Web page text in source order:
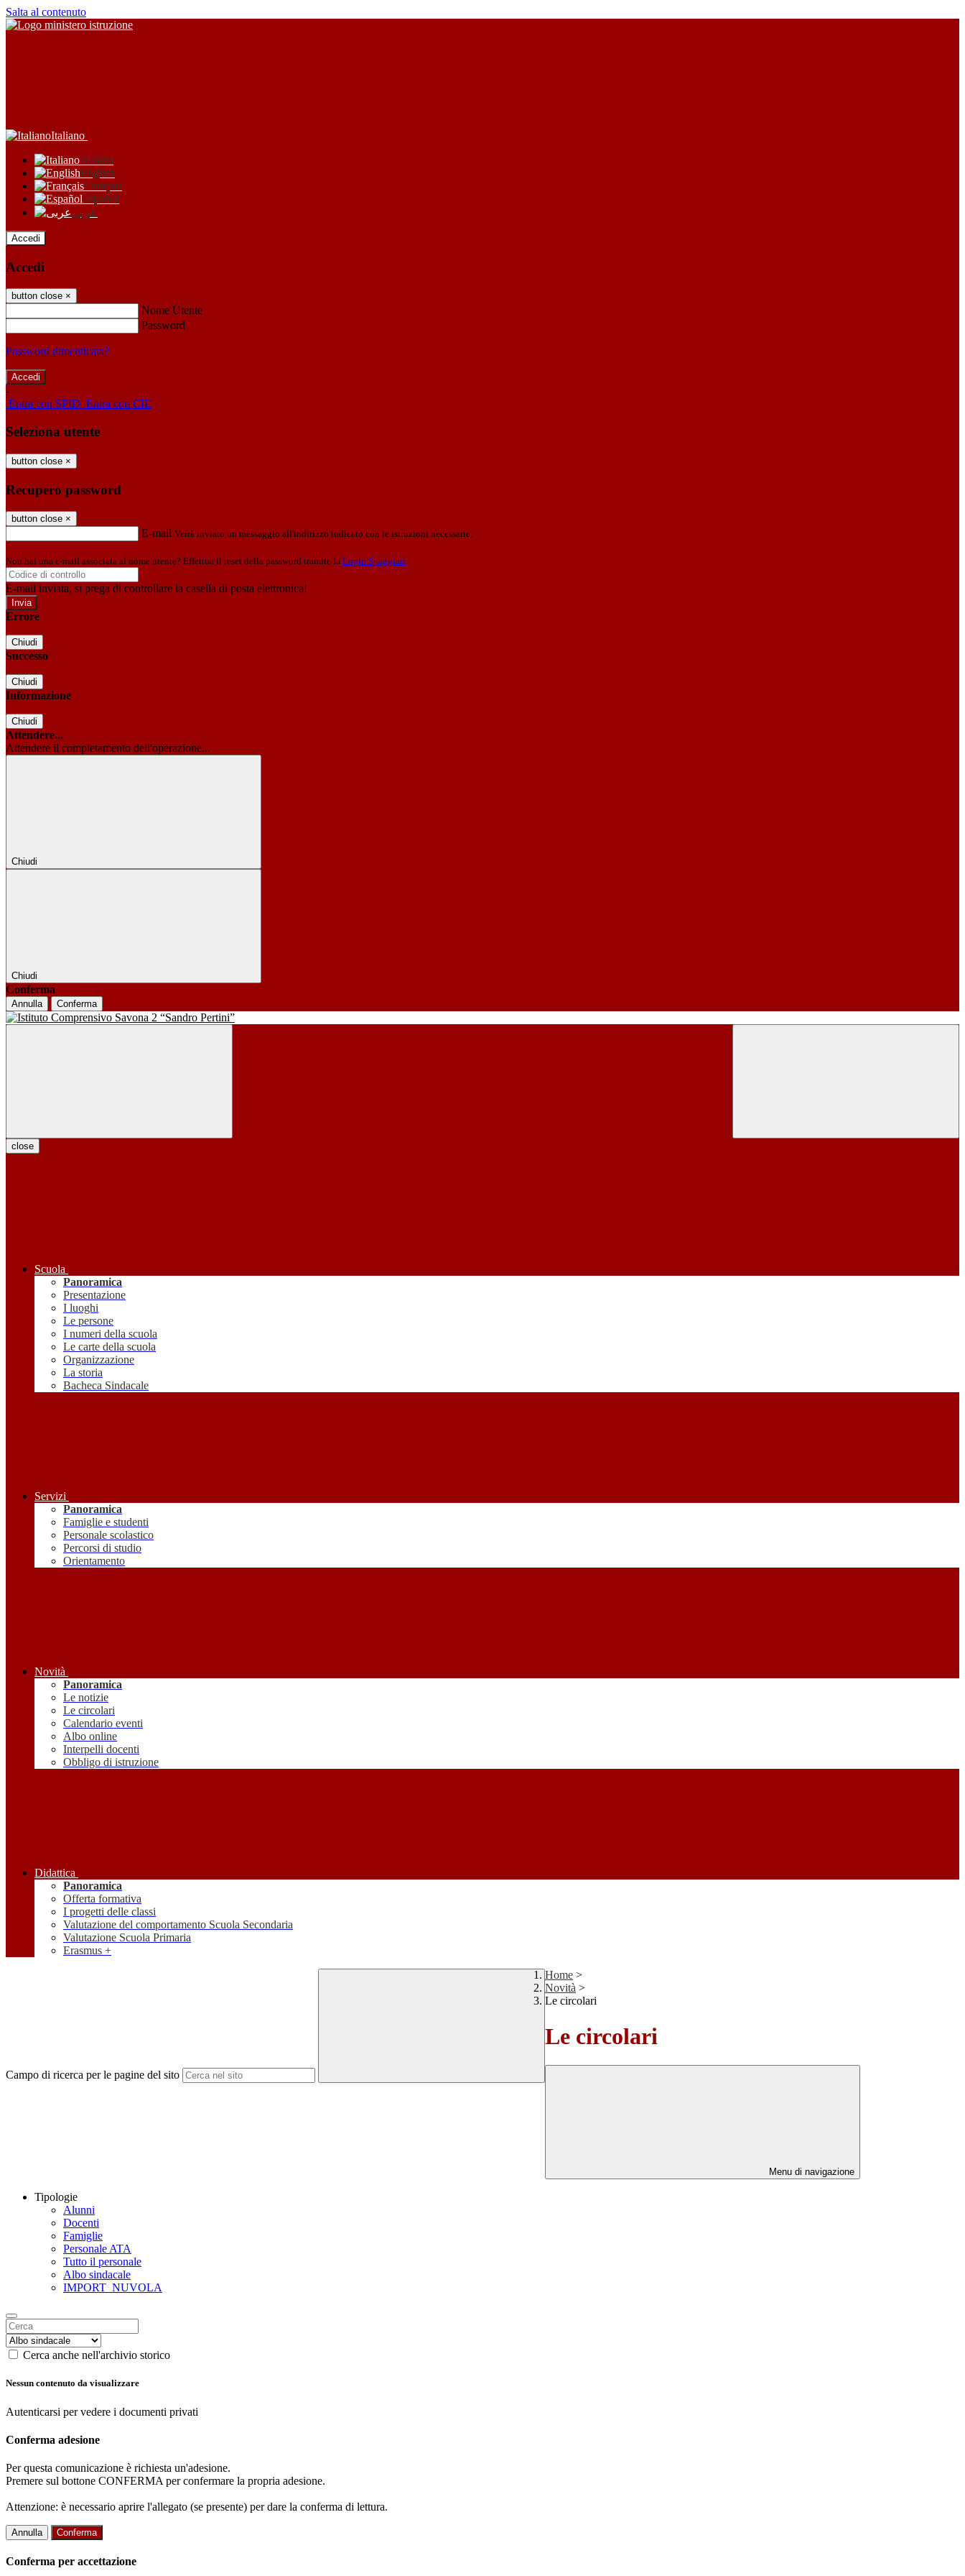
Salta al contenuto
Italiano
Italiano
English
Français
Español
عربى
Accedi
Accedi
button close ×
Nome Utente
Password
Password dimenticata?
-
Entra con SPID Entra con CIE
Seleziona utente
button close ×
Recupero password
button close ×
E-mail Verrà inviato un messaggio all'indirizzo indicato con le istruzioni necessarie.
Non hai una e-mail associata al nome utente? Effettua il reset della password tramite la Login Spaggiari
E-mail inviata, si prega di controllare la casella di posta elettronica!
Errore
Chiudi
Successo
Chiudi
Informazione
Chiudi
Attendere...
Attendere il completamento dell'operazione...
Chiudi
Chiudi
Conferma
Annulla Conferma
close
Scuola
Panoramica
Presentazione
I luoghi
Le persone
I numeri della scuola
Le carte della scuola
Organizzazione
La storia
Bacheca Sindacale
Servizi
Panoramica
Famiglie e studenti
Personale scolastico
Percorsi di studio
Orientamento
Novità
Panoramica
Le notizie
Le circolari
Calendario eventi
Albo online
Interpelli docenti
Obbligo di istruzione
Didattica
Panoramica
Offerta formativa
I progetti delle classi
Valutazione del comportamento Scuola Secondaria
Valutazione Scuola Primaria
Erasmus +
Campo di ricerca per le pagine del sito
Home >
Novità >
Le circolari
Le circolari
Menu di navigazione
Tipologie
Alunni
Docenti
Famiglie
Personale ATA
Tutto il personale
Albo sindacale
IMPORT_NUVOLA
Cerca anche nell'archivio storico
Nessun contenuto da visualizzare
Autenticarsi per vedere i documenti privati
Conferma adesione
Per questa comunicazione è richiesta un'adesione.
Premere sul bottone CONFERMA per confermare la propria adesione.
Attenzione: è necessario aprire l'allegato (se presente) per dare la conferma di lettura.
Annulla Conferma
Conferma per accettazione